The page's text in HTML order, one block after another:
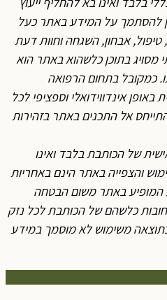
להסתמך על המידע באתר כעל
אבחון, השגחה וחוות דעת
בתוכן כלשהוא באתר הוא
כמקובל בתחום הרפואה
אינדווידואלי וספציפי לכל
אל התכנים באתר בזהירות
של הכותבת בלבד ואינו
והצפייה באתר הינם באחריות
המופיע באתר משום הבטחה
כלשהם של הכותבת לכל נזק
משימוש לא מוסמך במידע